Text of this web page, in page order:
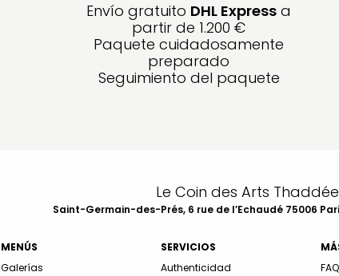
Envío gratuito DHL Express a
partir de 1.200 €
Paquete cuidadosamente
preparado
Seguimiento del paquete
Le Coin des Arts
Saint-Germain-des-Prés, 6 rue de l’Echaudé 75006
MENÚS
Galerías
SERVICIOS
Authenticidad
FAQ